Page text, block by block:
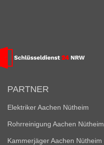
PARTNER
Elektriker Aachen Nütheim
Rohrreinigung Aachen Nütheim
Kammerjäger Aachen Nütheim